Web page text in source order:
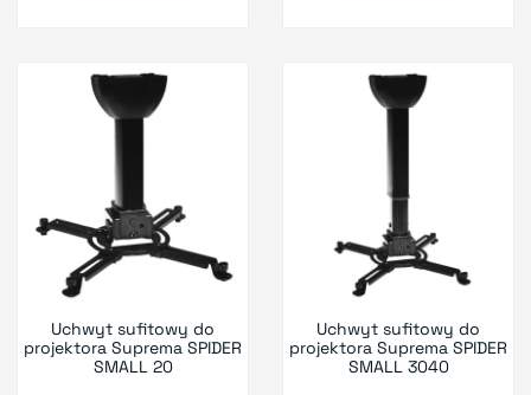
Uchwyt sufitowy do
projektora Suprema SPIDER
SMALL 20
Uchwyt sufitowy do
projektora Suprema SPIDER
SMALL 3040